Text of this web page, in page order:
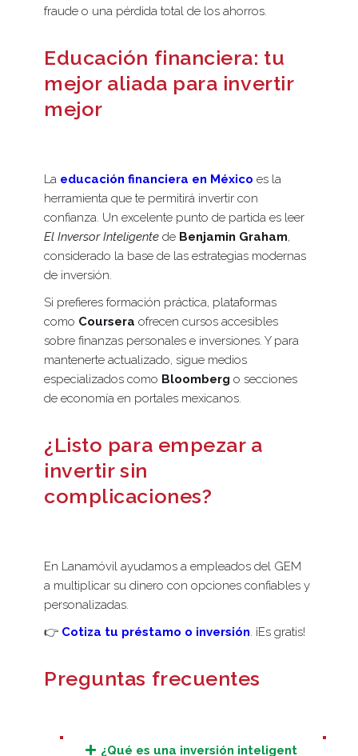
fraude o una pérdida total de los ahorros.
Educación financiera: tu
mejor aliada para invertir
mejor
La educación financiera en México es la
herramienta que te permitirá invertir con
confianza. Un excelente punto de partida es leer
El Inversor Inteligente de Benjamin Graham,
considerado la base de las estrategias modernas
de inversión.
Si prefieres formación práctica, plataformas
como Coursera ofrecen cursos accesibles
sobre finanzas personales e inversiones. Y para
mantenerte actualizado, sigue medios
especializados como Bloomberg o secciones
de economía en portales mexicanos.
¿Listo para empezar a
invertir sin
complicaciones?
En Lanamóvil ayudamos a empleados del GEM
a multiplicar su dinero con opciones confiables y
personalizadas.
👉 Cotiza tu préstamo o inversión . ¡Es gratis!
Preguntas frecuentes
¿Qué es una inversión inteligent